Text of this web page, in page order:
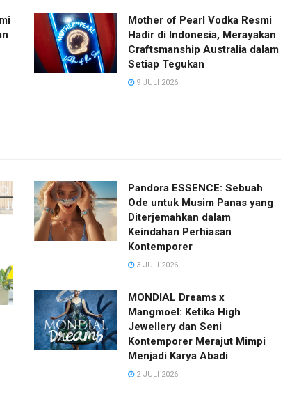
Mother of Pearl Vodka Resmi
Hadir di Indonesia, Merayakan
Craftsmanship Australia dalam
Setiap Tegukan
9 JULI 2026
Pandora ESSENCE: Sebuah
Ode untuk Musim Panas yang
Diterjemahkan dalam
Keindahan Perhiasan
Kontemporer
3 JULI 2026
MONDIAL Dreams x
Mangmoel: Ketika High
Jewellery dan Seni
Kontemporer Merajut Mimpi
Menjadi Karya Abadi
2 JULI 2026